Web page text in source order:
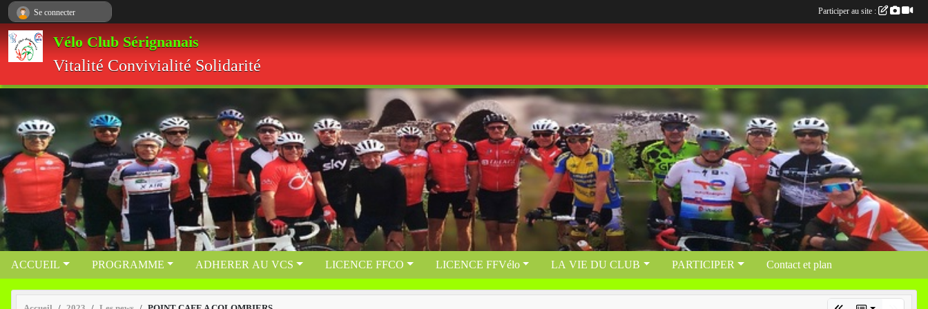
Vélo Club Sérignanais
Vitalité Convivialité Solidarité
ACCUEIL PROGRAMME ADHERER AU VCS LICENCE FFCO LICENCE FFVélo LA VIE DU CLUB PARTICIPER Contact et plan
Se connecter Participer au site :
Panneau de gestion des cookies